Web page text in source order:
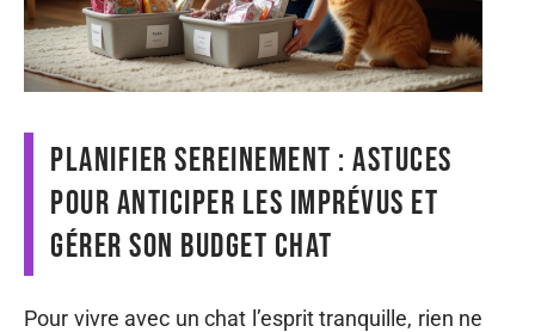
Planifier sereinement : astuces
pour anticiper les imprévus et
gérer son budget chat
Pour vivre avec un chat l’esprit tranquille, rien ne